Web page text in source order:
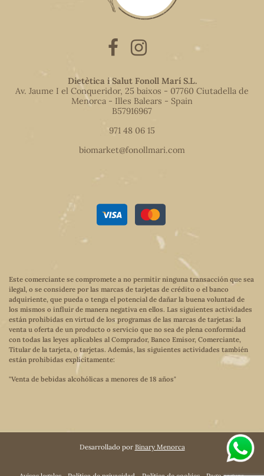
Dietètica i Salut Fonoll Marí S.L.
Av. Jaume I el Conqueridor, 25 baixos - 07760 Ciutadella de
Menorca - Illes Balears - Spain
B57916967
971 48 06 15
biomarket@fonollmari.com
Este comerciante se compromete a no permitir ninguna transacción que sea
ilegal, o se considere por las marcas de tarjetas de crédito o el banco
adquiriente, que pueda o tenga el potencial de dañar la buena voluntad de
los mismos o influir de manera negativa en ellos. Las siguientes actividades
están prohibidas en virtud de los programas de las marcas de tarjetas: la
venta u oferta de un producto o servicio que no sea de plena conformidad
con todas las leyes aplicables al Comprador, Banco Emisor, Comerciante,
Titular de la tarjeta, o tarjetas. Además, las siguientes actividades también
están prohibidas explícitamente:
"Venta de bebidas alcohólicas a menores de 18 años"
Desarrollado por Binary Menorca